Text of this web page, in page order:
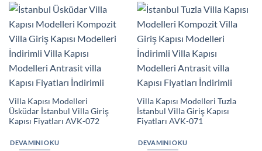
Villa Kapısı Modelleri
Üsküdar İstanbul Villa Giriş
Kapısı Fiyatları AVK-072
DEVAMINI OKU
Villa Kapısı Modelleri Tuzla
İstanbul Villa Giriş Kapısı
Fiyatları AVK-071
DEVAMINI OKU